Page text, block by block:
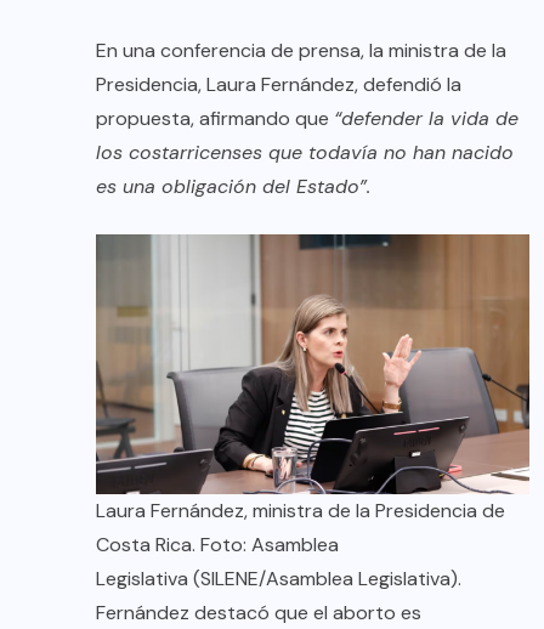
En una conferencia de prensa, la ministra de la
Presidencia, Laura Fernández, defendió la
propuesta, afirmando que “defender la vida de
los costarricenses que todavía no han nacido
es una obligación del Estado”.
Laura Fernández, ministra de la Presidencia de
Costa Rica. Foto: Asamblea
Legislativa (SILENE/Asamblea Legislativa).
Fernández destacó que el aborto es